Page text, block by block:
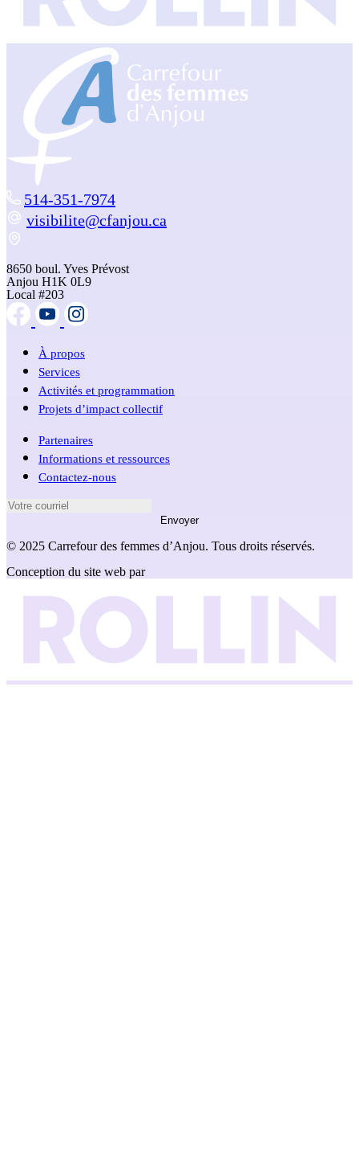
514-351-7974
visibilite@cfanjou.ca
8650 boul. Yves Prévost
Anjou H1K 0L9
Local #203
À propos
Services
Activités et programmation
Projets d’impact collectif
Partenaires
Informations et ressources
Contactez-nous
Envoyer
© 2025 Carrefour des femmes d’Anjou. Tous droits réservés.
Conception du site web par